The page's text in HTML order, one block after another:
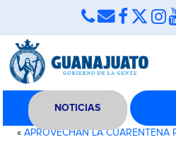
NOTICIAS
« APROVECHAN LA CUARENTENA